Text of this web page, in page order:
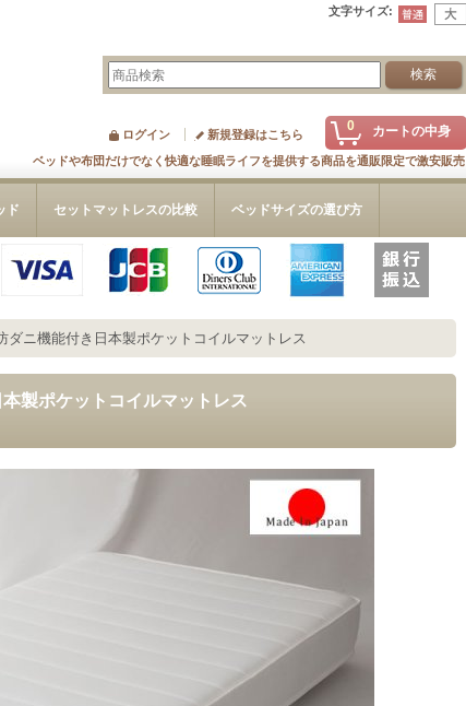
文字サイズ:
ベッドや布団だけでなく快適な睡眠ライフを提供する商品を通販限定で激安販売
0 カートの中身
ログイン 新規登録はこちら
ド セットマットレスの比較 ベッドサイズの選び方
ダニ機能付き日本製ポケットコイルマットレス
製ポケットコイルマットレス